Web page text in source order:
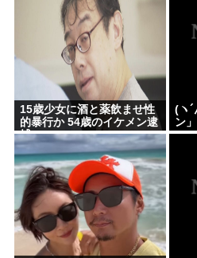
15歳少女に酒と薬飲ませ性
的暴行か 54歳のイケメン逮
捕
(ヽ
ン